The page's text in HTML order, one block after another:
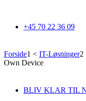
+45 70 22 36 09
BLIV KLAR TIL
Forside1 < IT-Løsninger2
Own Device